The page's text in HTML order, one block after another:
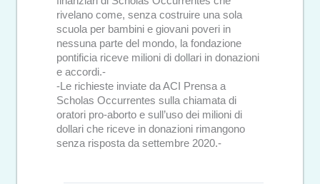
rivelano come, senza costruire una sola
scuola per bambini e giovani poveri in
nessuna parte del mondo, la fondazione
pontificia riceve milioni di dollari in donazioni
e accordi.-
-Le richieste inviate da ACI Prensa a
Scholas Occurrentes sulla chiamata di
oratori pro-aborto e sull’uso dei milioni di
dollari che riceve in donazioni rimangono
senza risposta da settembre 2020.-